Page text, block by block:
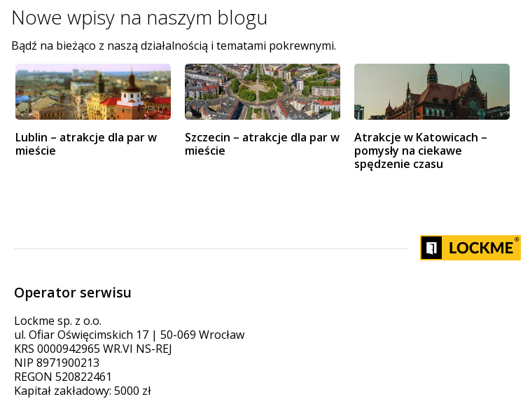
Nowe wpisy na naszym blogu
Bądź na bieżąco z naszą działalnością i tematami pokrewnymi.
Lublin – atrakcje dla par w
mieście
Szczecin – atrakcje dla par w
mieście
Atrakcje w Katowicach –
pomysły na ciekawe
spędzenie czasu
Operator serwisu
Lockme sp. z o.o.
ul. Ofiar Oświęcimskich 17 | 50-069 Wrocław
KRS 0000942965 WR.VI NS-REJ
NIP 8971900213
REGON 520822461
Kapitał zakładowy: 5000 zł